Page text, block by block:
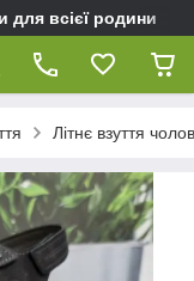
для всієї родини
Літнє взуття